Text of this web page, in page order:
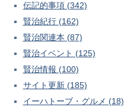
伝記的事項 (342)
賢治紀行 (162)
賢治関連本 (87)
賢治イベント (125)
賢治情報 (100)
サイト更新 (185)
イーハトーブ・グルメ (18)